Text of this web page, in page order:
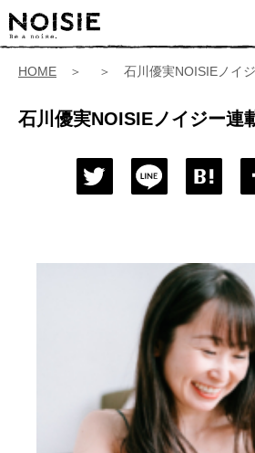
HOME ＞ ＞ 石川優実NOISIEノイジ
石川優実NOISIEノイジー連